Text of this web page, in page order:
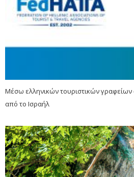
Μέσω ελληνικών τουριστικών γραφείων
από το Ισραήλ